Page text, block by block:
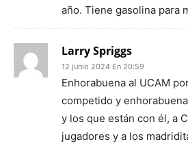
año. Tiene gasolina para
Larry Spriggs
12 junio 2024 En 20:59
Enhorabuena al UCAM
competido y
y los que están con él, a
jugadores y a los